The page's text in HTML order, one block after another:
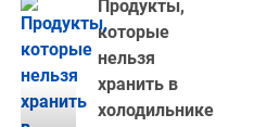
Продукты,
которые
нельзя
хранить в
холодильнике